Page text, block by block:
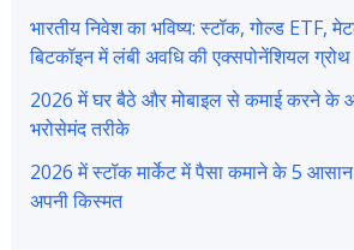
भारतीय निवेश का भविष्य: स्टॉक, गोल्ड
बिटकॉइन में लंबी अवधि की एक्सपोनेंशियल ग्रोथ
2026 में घर बैठे और मोबाइल से कमाई करने के
भरोसेमंद तरीके
2026 में स्टॉक मार्केट में पैसा कमाने के 5
अपनी किस्मत